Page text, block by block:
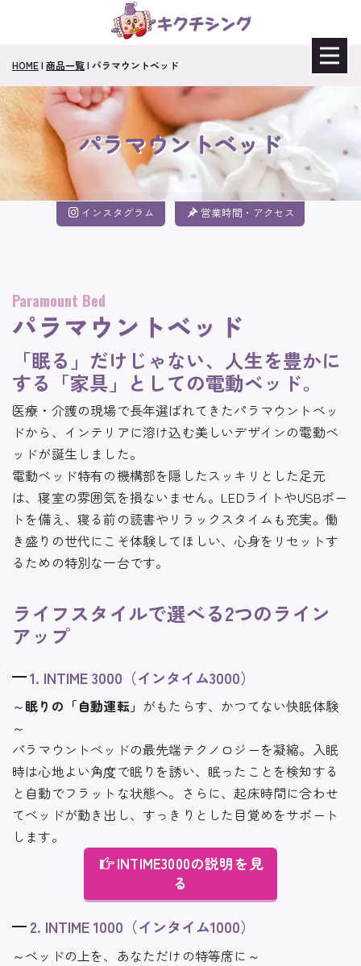
HOME| 商品一覧| パラマウントベッド
パラマウントベッド
インスタグラム 営業時間・アクセス
Paramount Bed
パラマウントベッド
「眠る」だけじゃない、人生を豊かに
する「家具」としての電動ベッド。
医療・介護の現場で長年選ばれてきたパラマウントベッ
ドから、インテリアに溶け込む美しいデザインの電動ベ
ッドが誕生しました。
電動ベッド特有の機構部を隠したスッキリとした足元
は、寝室の雰囲気を損ないません。 LEDライトやUSBポー
トを備え、寝る前の読書やリラックスタイムも充実。 働
き盛りの世代にこそ体験してほしい、心身をリセットす
るための特別な一台です。
ライフスタイルで選べる2つのライン
アップ
1. INTIME 3000（インタイム3000）
～眠りの「自動運転」 がもたらす、かつてない快眠体験
～
パラマウントベッドの最先端テクノロジーを凝縮。入眠
時は心地よい角度で眠りを誘い、眠ったことを検知する
と自動でフラットな状態へ。さらに、起床時間に合わせ
てベッドが動き出し、すっきりとした目覚めをサポート
します。
INTIME3000の説明を見
る
2. INTIME 1000（インタイム1000）
～ベッドの上を、あなただけの特等席に～